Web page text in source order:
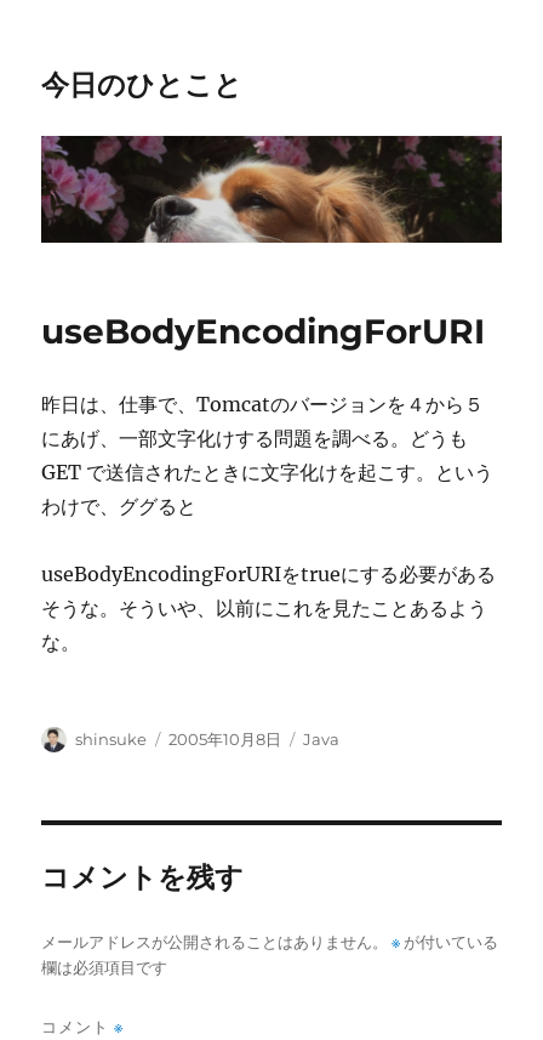
今日のひとこと
useBodyEncodingForURI
昨日は、仕事で、Tomcatのバージョンを４から５
にあげ、一部文字化けする問題を調べる。どうも
GET で送信されたときに文字化けを起こす。という
わけで、ググると
useBodyEncodingForURIをtrueにする必要がある
そうな。そういや、以前にこれを見たことあるよう
な。
投
shinsuke
投
2005年10月8日
カ
Java
コメントを残す
メールアドレスが公開されることはありません。 ※が付いている
欄は必須項目です
コメント※